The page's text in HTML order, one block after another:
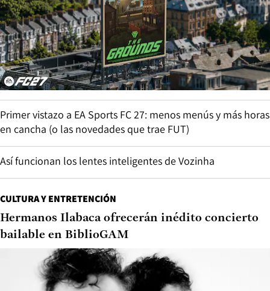
Primer vistazo a EA Sports FC 27: menos menús y más horas
en cancha (o las novedades que trae FUT)
Así funcionan los lentes inteligentes de Vozinha
CULTURA Y ENTRETENCIÓN
Hermanos Ilabaca ofrecerán inédito concierto
bailable en BiblioGAM